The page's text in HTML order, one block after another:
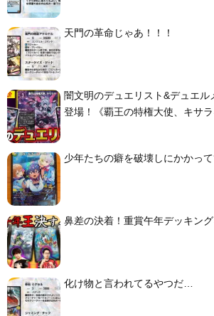
天門の革命じゃあ！！！
闇文明のデュエリスト&デュエル
登場！《覇王の特権大使、キサ
少年たちの癖を破壊しにかかっ
鼻差の決着！重賞午年デッキン
化け物と言われてるやつだ…